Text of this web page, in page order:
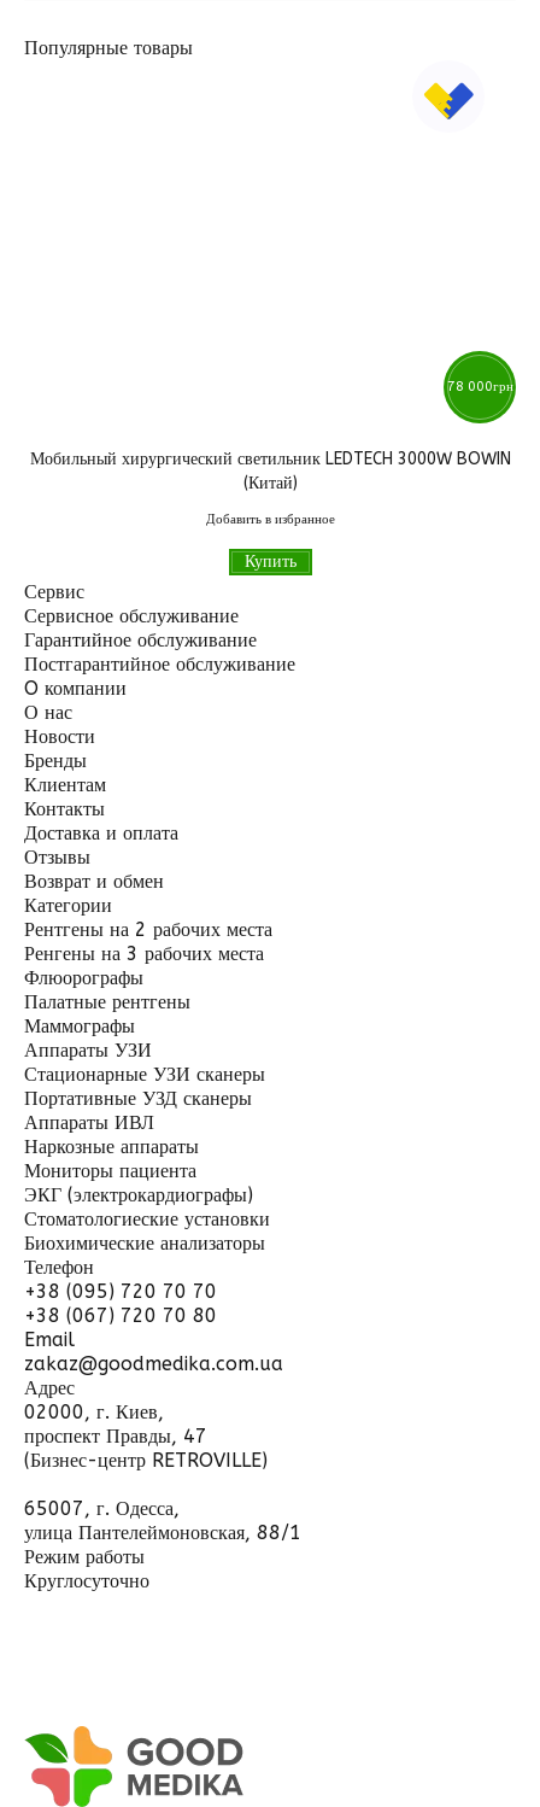
Популярные товары
Мобильный хирургический светильник LEDTECH 3000W BOWIN
(Китай)
Добавить в избранное
78 000грн
Купить
Сервис
Сервисное обслуживание
Гарантийное обслуживание
Постгарантийное обслуживание
O компании
О нас
Новости
Бренды
Клиентам
Контакты
Доставка и оплата
Отзывы
Возврат и обмен
Категории
Рентгены на 2 рабочих места
Ренгены на 3 рабочих места
Флюорографы
Палатные рентгены
Маммографы
Аппараты УЗИ
Стационарные УЗИ сканеры
Портативные УЗД сканеры
Аппараты ИВЛ
Наркозные аппараты
Мониторы пациента
ЭКГ (электрокардиографы)
Стоматологиеские установки
Биохимические анализаторы
Телефон
+38 (095) 720 70 70
+38 (067) 720 70 80
Email
zakaz@goodmedika.com.ua
Адрес
02000, г. Киев,
проспект Правды, 47
(Бизнес-центр RETROVILLE)
65007, г. Одесса,
улица Пантелеймоновская, 88/1
Режим работы
Круглосуточно